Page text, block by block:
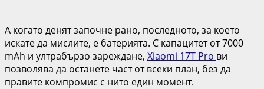
А когато денят започне рано, последното, за което
искате да мислите, е батерията. С капацитет от 7000
mAh и ултрабързо зареждане, Xiaomi 17T Pro ви
позволява да останете част от всеки план, без да
правите компромис с нито един момент.